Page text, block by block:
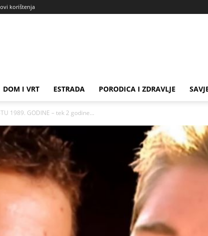
korištenja
DOM I VRT ESTRADA PORODICA I ZDRAVLJE
1989. GODINE – tek 2 godine...